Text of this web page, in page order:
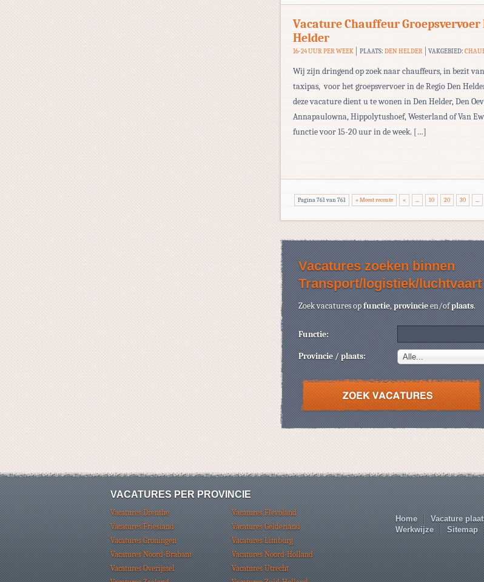
Vacature Chauffeur Groepsvervoer
Helder
16-24 UUR PER WEEK PLAATS: DEN HELDER VAKGEBIED:
Wij zijn dringend op zoek naar chauffeurs, in bezit
taxipas, voor het groepsvervoer in de Regio Den
deze vacature dient u te wonen in Den Helder, Den
Annapaulowna, Hippolytushoef, Westerland of Van
functie voor 15-20 uur in de week. […]
Pagina 761 van 761 « Meest recente « ... 10 20 30 ...
Vacatures zoeken binnen
Transport/logistiek/luchtvaart
Zoek vacatures opfunctie,provincieen/ofplaats.
Functie:
Provincie / plaats: Alle...
VACATURES PER PROVINCIE
Vacatures Drenthe
Vacatures Flevoland
Vacatures Friesland
Vacatures Gelderland
Vacatures Groningen
Vacatures Limburg
Vacatures Noord-Brabant
Vacatures Noord-Holland
Vacatures Overijssel
Vacatures Utrecht
Home Vacature
Werkwijze
Sitemap